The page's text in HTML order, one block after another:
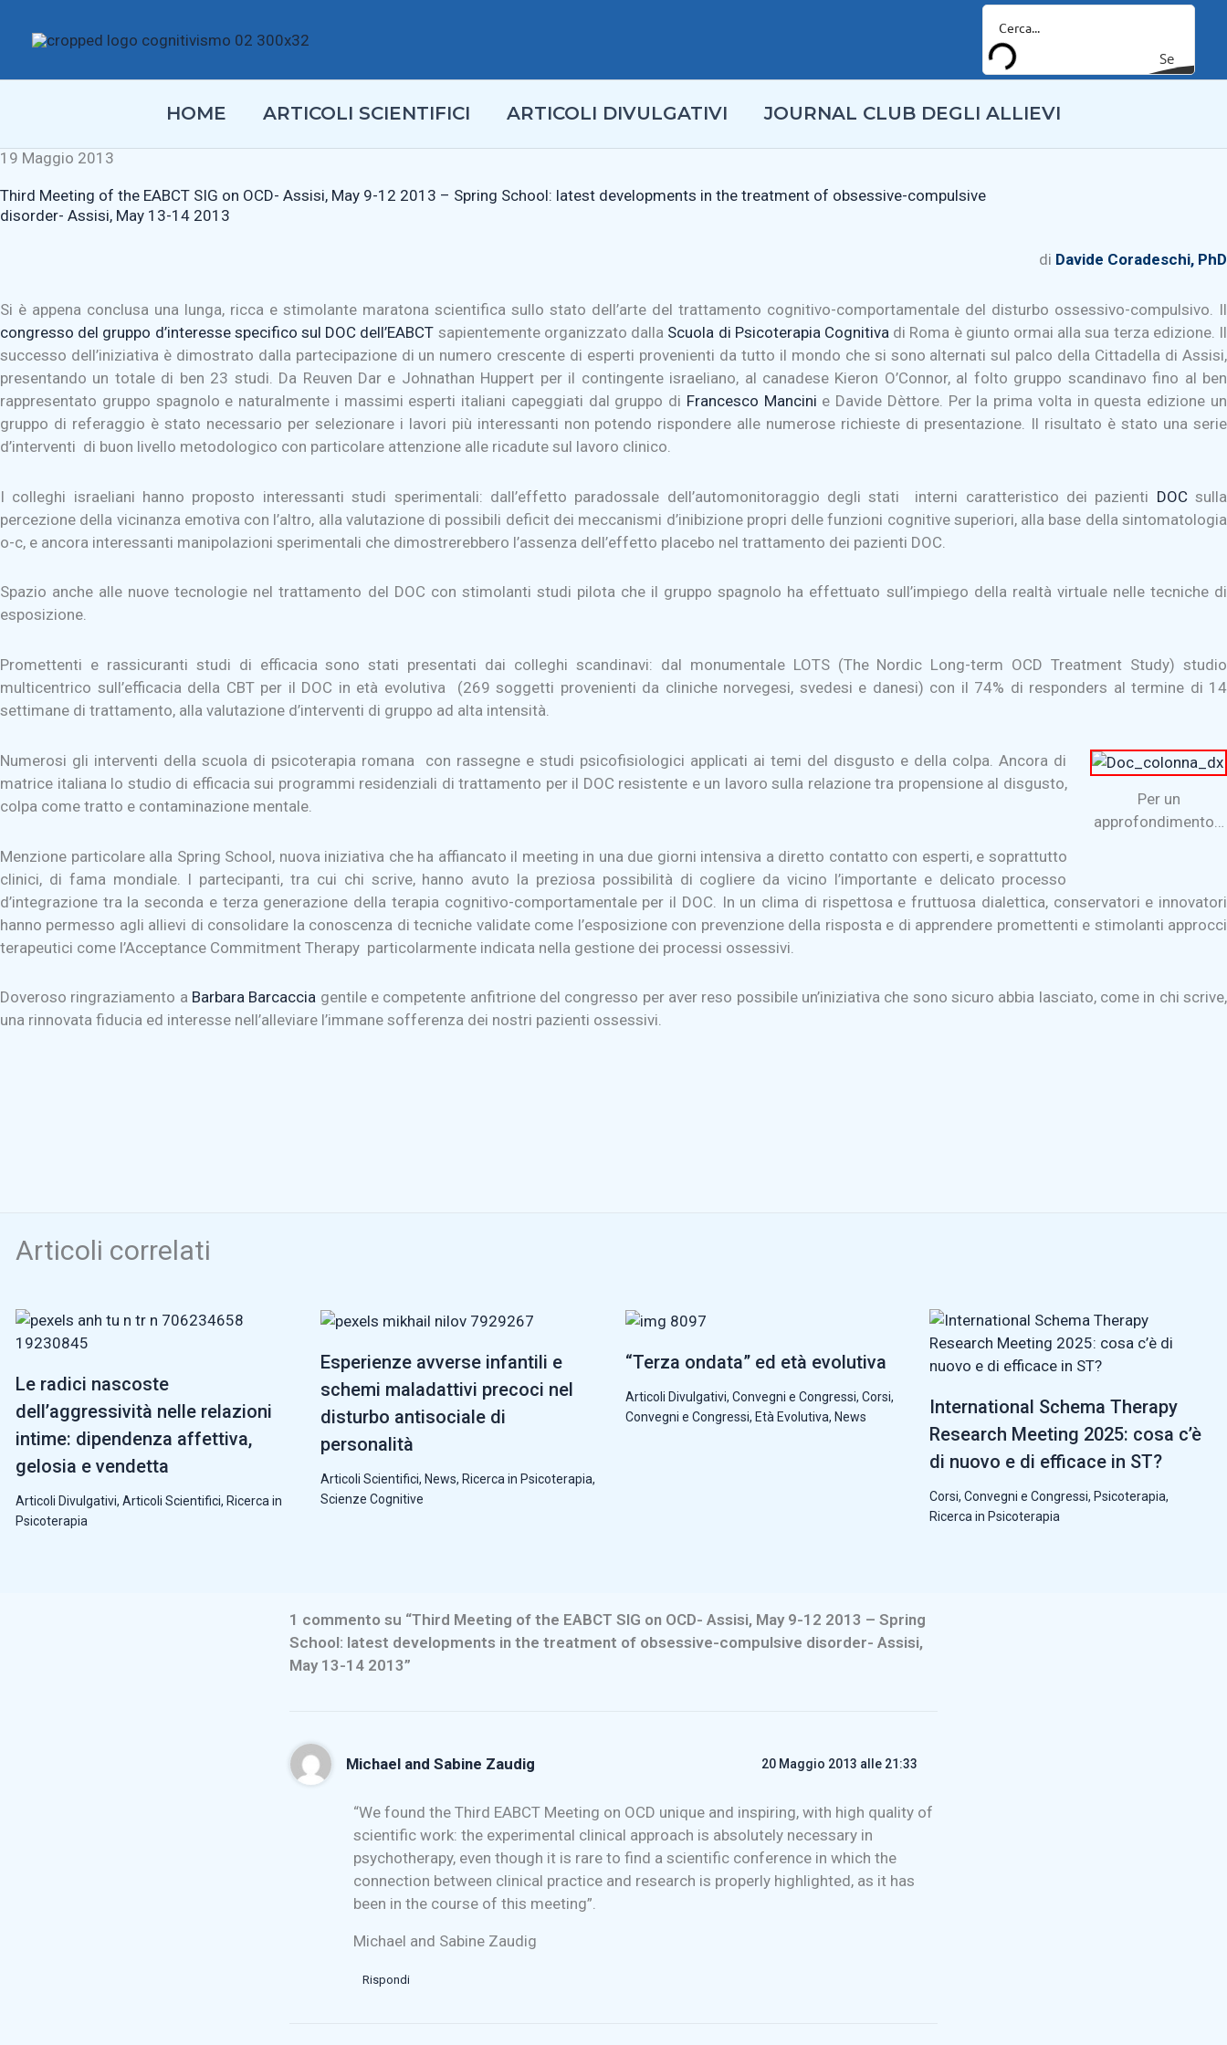
Se
HOME ARTICOLI SCIENTIFICI ARTICOLI DIVULGATIVI JOURNAL CLUB DEGLI ALLIEVI
19 Maggio 2013
Third Meeting of the EABCT SIG on OCD- Assisi, May 9-12 2013 – Spring School: latest developments in the treatment of obsessive-compulsive
disorder- Assisi, May 13-14 2013
di Davide Coradeschi, PhD
Si è appena conclusa una lunga, ricca e stimolante maratona scientifica sullo stato dell’arte del trattamento cognitivo-comportamentale del disturbo ossessivo-compulsivo. Il
congresso del gruppo d’interesse specifico sul DOC dell’EABCT sapientemente organizzato dalla Scuola di Psicoterapia Cognitiva di Roma è giunto ormai alla sua terza edizione. Il
successo dell’iniziativa è dimostrato dalla partecipazione di un numero crescente di esperti provenienti da tutto il mondo che si sono alternati sul palco della Cittadella di Assisi,
presentando un totale di ben 23 studi. Da Reuven Dar e Johnathan Huppert per il contingente israeliano, al canadese Kieron O’Connor, al folto gruppo scandinavo fino al ben
rappresentato gruppo spagnolo e naturalmente i massimi esperti italiani capeggiati dal gruppo di Francesco Mancini e Davide Dèttore. Per la prima volta in questa edizione un
gruppo di referaggio è stato necessario per selezionare i lavori più interessanti non potendo rispondere alle numerose richieste di presentazione. Il risultato è stato una serie
d’interventi di buon livello metodologico con particolare attenzione alle ricadute sul lavoro clinico.
I colleghi israeliani hanno proposto interessanti studi sperimentali: dall’effetto paradossale dell’automonitoraggio degli stati interni caratteristico dei pazienti DOCsulla
percezione della vicinanza emotiva con l’altro, alla valutazione di possibili deficit dei meccanismi d’inibizione propri delle funzioni cognitive superiori, alla base della sintomatologia
o-c, e ancora interessanti manipolazioni sperimentali che dimostrerebbero l’assenza dell’effetto placebo nel trattamento dei pazienti DOC.
Spazio anche alle nuove tecnologie nel trattamento del DOC con stimolanti studi pilota che il gruppo spagnolo ha effettuato sull’impiego della realtà virtuale nelle tecniche di
esposizione.
Promettenti e rassicuranti studi di efficacia sono stati presentati dai colleghi scandinavi: dal monumentale LOTS (The Nordic Long-term OCD Treatment Study) studio
multicentrico sull’efficacia della CBT per il DOC in età evolutiva (269 soggetti provenienti da cliniche norvegesi, svedesi e danesi) con il 74% di responders al termine di 14
settimane di trattamento, alla valutazione d’interventi di gruppo ad alta intensità.
Per un
approfondimento…
Numerosi gli interventi della scuola di psicoterapia romana con rassegne e studi psicofisiologici applicati ai temi del disgusto e della colpa. Ancora di
matrice italiana lo studio di efficacia sui programmi residenziali di trattamento per il DOC resistente e un lavoro sulla relazione tra propensione al disgusto,
colpa come tratto e contaminazione mentale.
Menzione particolare alla Spring School, nuova iniziativa che ha affiancato il meeting in una due giorni intensiva a diretto contatto con esperti, e soprattutto
clinici, di fama mondiale. I partecipanti, tra cui chi scrive, hanno avuto la preziosa possibilità di cogliere da vicino l’importante e delicato processo
d’integrazione tra la seconda e terza generazione della terapia cognitivo-comportamentale per il DOC. In un clima di rispettosa e fruttuosa dialettica, conservatori e innovatori
hanno permesso agli allievi di consolidare la conoscenza di tecniche validate come l’esposizione con prevenzione della risposta e di apprendere promettenti e stimolanti approcci
terapeutici come l’Acceptance Commitment Therapy particolarmente indicata nella gestione dei processi ossessivi.
Doveroso ringraziamento a Barbara Barcaccia gentile e competente anfitrione del congresso per aver reso possibile un’iniziativa che sono sicuro abbia lasciato, come in chi scrive,
una rinnovata fiducia ed interesse nell’alleviare l’immane sofferenza dei nostri pazienti ossessivi.
Articoli correlati
Le radici nascoste
dell’aggressività nelle relazioni
intime: dipendenza affettiva,
gelosia e vendetta
Articoli Divulgativi, Articoli Scientifici, Ricerca in
Psicoterapia
Esperienze avverse infantili e
schemi maladattivi precoci nel
disturbo antisociale di
personalità
Articoli Scientifici, News, Ricerca in Psicoterapia,
Scienze Cognitive
“Terza ondata” ed età evolutiva
Articoli Divulgativi, Convegni e Congressi, Corsi,
Convegni e Congressi, Età Evolutiva, News
International Schema Therapy
Research Meeting 2025: cosa c’è
di nuovo e di efficace in ST?
Corsi, Convegni e Congressi, Psicoterapia,
Ricerca in Psicoterapia
1 commento su “Third Meeting of the EABCT SIG on OCD- Assisi, May 9-12 2013 – Spring
School: latest developments in the treatment of obsessive-compulsive disorder- Assisi,
May 13-14 2013”
Michael and Sabine Zaudig 20 Maggio 2013 alle 21:33
“We found the Third EABCT Meeting on OCD unique and inspiring, with high quality of
scientific work: the experimental clinical approach is absolutely necessary in
psychotherapy, even though it is rare to find a scientific conference in which the
connection between clinical practice and research is properly highlighted, as it has
been in the course of this meeting”.
Michael and Sabine Zaudig
Rispondi